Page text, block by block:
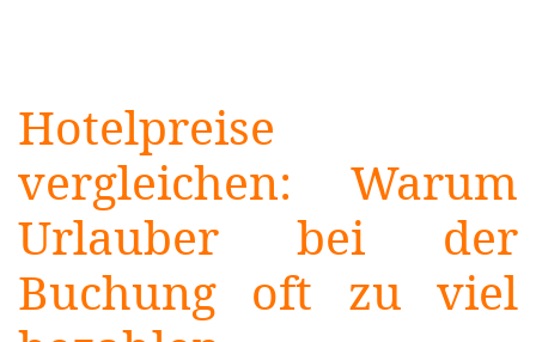
Hotelpreise
vergleichen: Warum
Urlauber bei der
Buchung oft zu viel